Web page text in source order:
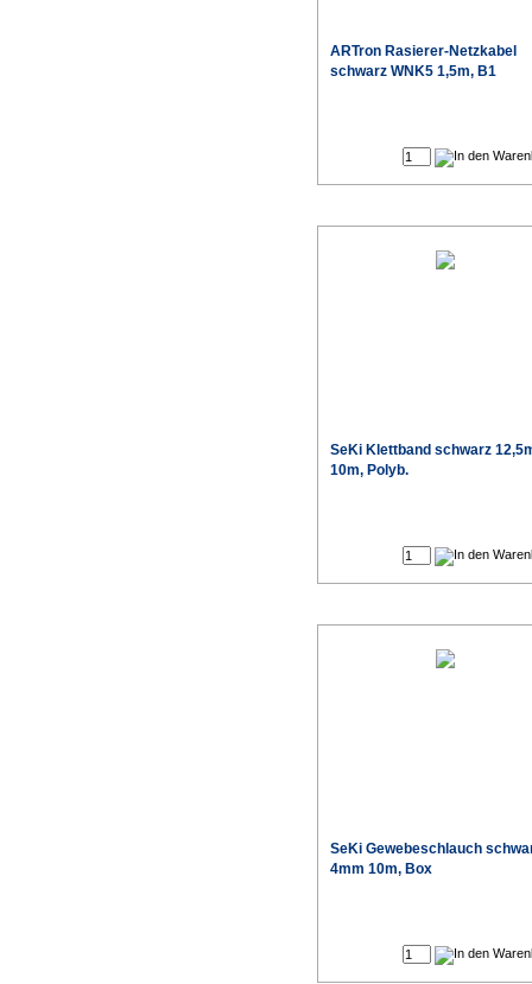
ARTron Rasierer-Netzkabel
schwarz WNK5 1,5m, B1
SeKi Klettband schwarz
10m, Polyb.
SeKi Gewebeschlauch
4mm 10m, Box